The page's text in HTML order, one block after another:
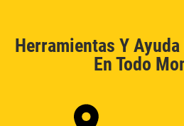
Herramientas Y
En Todo